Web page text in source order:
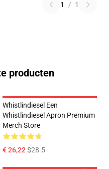
1 / 1
producten
Whistlindiesel Een
Whistlindiesel Apron Premium
Merch Store
€ 26,22$28.5